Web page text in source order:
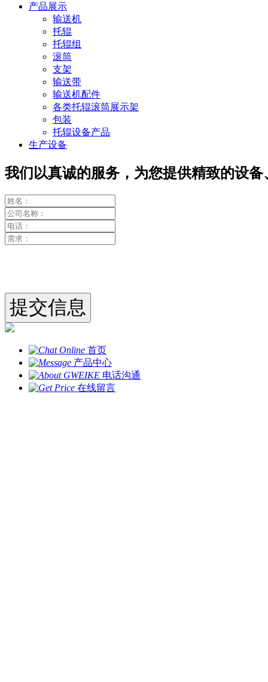
产品展示
输送机
托辊
托辊组
滚筒
支架
输送带
输送机配件
各类托辊滚筒展示架
包装
托辊设备产品
生产设备
我们以真诚的服务，为您提供精致的设
首页
产品中心
电话沟通
在线留言